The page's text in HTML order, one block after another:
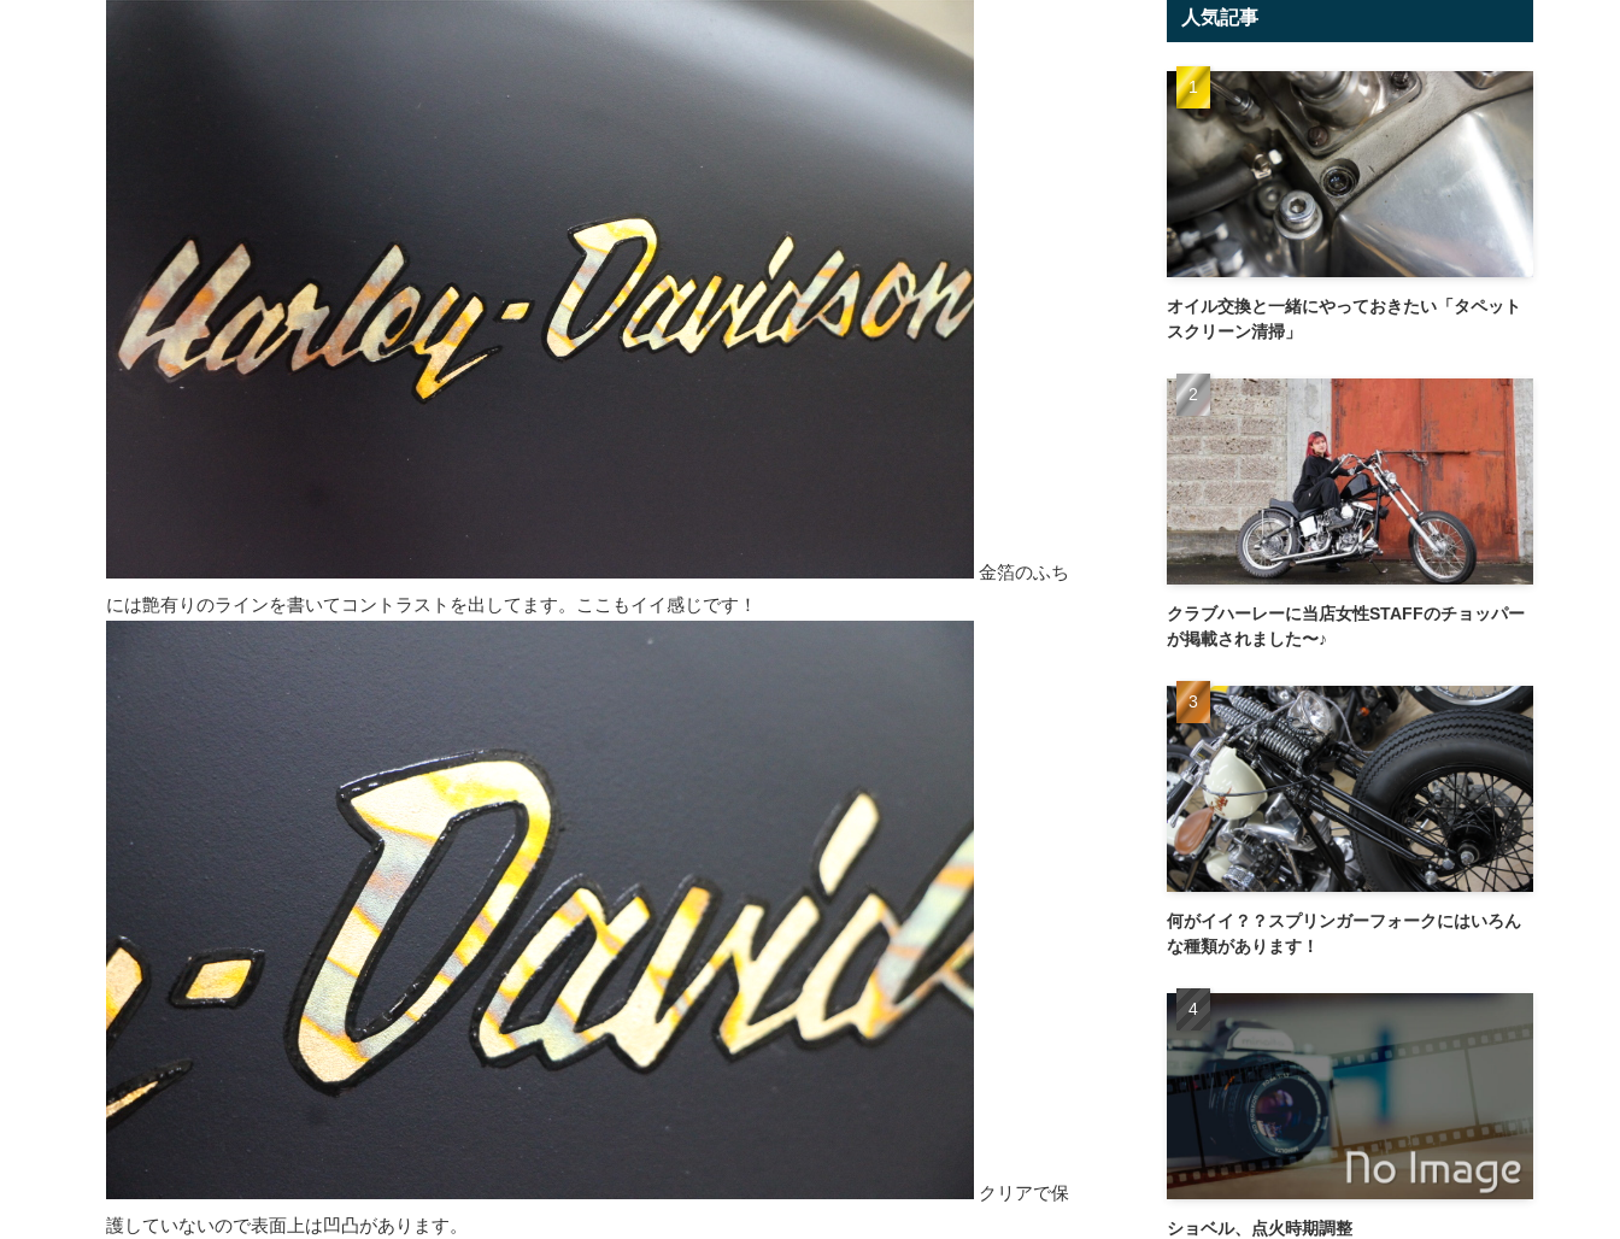
金箔のふち
には艶有りのラインを書いてコントラストを出してます。ここもイイ感じです！
クリアで保
護していないので表面上は凹凸があります。
人気記事
オイル交換と一緒にやっておきたい「タペット
スクリーン清掃」
クラブハーレーに当店女性STAFFのチョッパー
が掲載されました〜♪
何がイイ？？スプリンガーフォークにはいろん
な種類があります！
ショベル、点火時期調整